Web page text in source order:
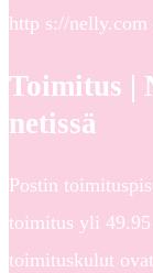
http s://nelly.com
Toimitus |
netissä
Postin
toimitus yli
toimituskulut